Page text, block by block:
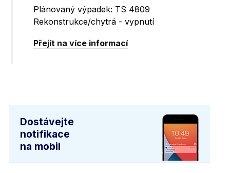
Plánovaný výpadek: TS 4809
Rekonstrukce/chytrá - vypnutí
Přejít na více informací
Dostávejte
notifikace
na mobil